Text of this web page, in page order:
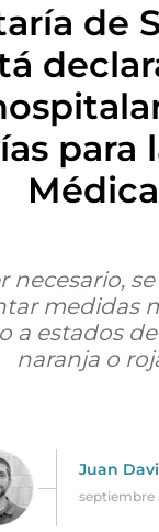
de
para
Médica
necesario,
medidas
a estados
naranja o
Juan
septiembre